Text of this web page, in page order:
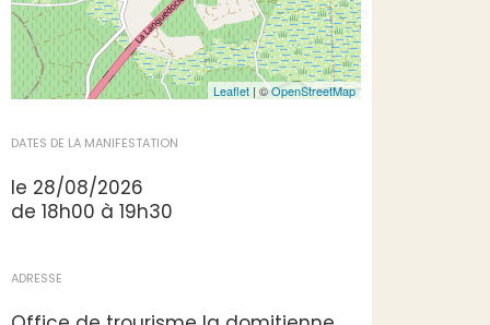
Leaflet | ©OpenStreetMap
DATES DE LA MANIFESTATION
le 28/08/2026
de 18h00 à 19h30
ADRESSE